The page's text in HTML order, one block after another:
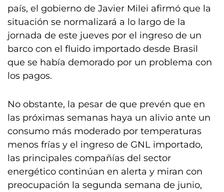
país, el gobierno de Javier Milei afirmó que la
situación se normalizará a lo largo de la
jornada de este jueves por el ingreso de un
barco con el fluido importado desde Brasil
que se había demorado por un problema con
los pagos.
No obstante, la pesar de que prevén que en
las próximas semanas haya un alivio ante un
consumo más moderado por temperaturas
menos frías y el ingreso de GNL importado,
las principales compañías del sector
energético continúan en alerta y miran con
preocupación la segunda semana de junio,